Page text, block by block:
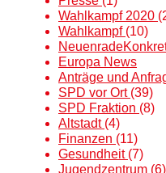
Wahlkampf 2020
Wahlkampf (10)
Europa News
Anträge und
SPD vor Ort (39)
SPD Fraktion (8)
Altstadt (4)
Finanzen (11)
Gesundheit (7)
Jugendzentrum (6)